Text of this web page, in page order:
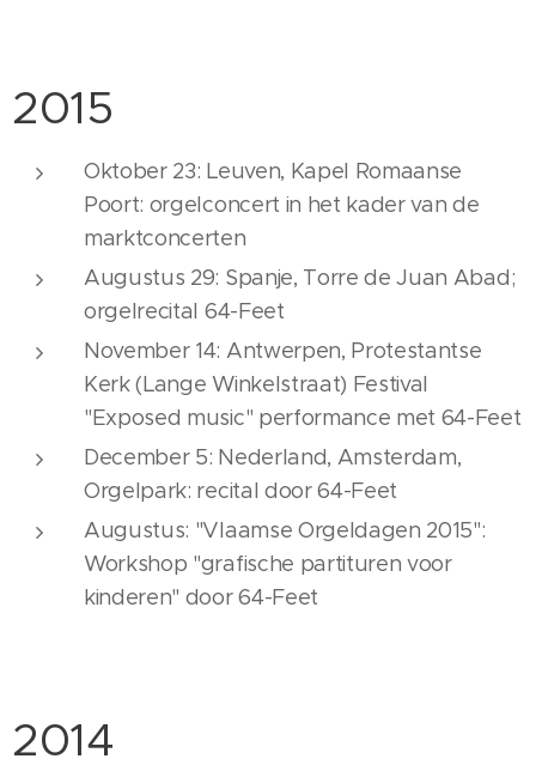
2015
Oktober 23: Leuven, Kapel Romaanse
Poort: orgelconcert in het kader van de
marktconcerten
Augustus 29: Spanje, Torre de Juan Abad;
orgelrecital 64-Feet
November 14: Antwerpen, Protestantse
Kerk (Lange Winkelstraat) Festival
"Exposed music" performance met 64-Feet
December 5: Nederland, Amsterdam,
Orgelpark: recital door 64-Feet
Augustus: "Vlaamse Orgeldagen 2015":
Workshop "grafische partituren voor
kinderen" door 64-Feet
2014